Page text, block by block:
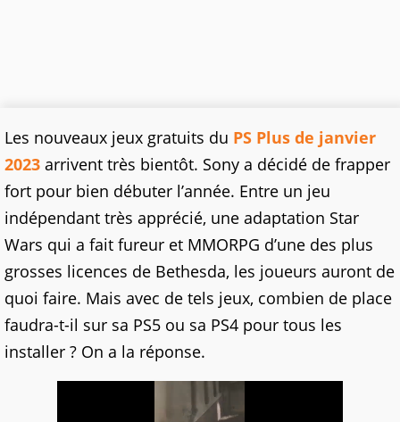
Les nouveaux jeux gratuits du PS Plus de janvier
2023 arrivent très bientôt. Sony a décidé de frapper
fort pour bien débuter l’année. Entre un jeu
indépendant très apprécié, une adaptation Star
Wars qui a fait fureur et MMORPG d’une des plus
grosses licences de Bethesda, les joueurs auront de
quoi faire. Mais avec de tels jeux, combien de place
faudra-t-il sur sa PS5 ou sa PS4 pour tous les
installer ? On a la réponse.